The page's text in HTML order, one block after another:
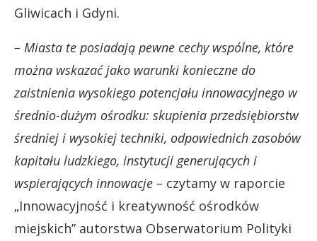
Gliwicach i Gdyni.
– Miasta te posiadają pewne cechy wspólne, które
można wskazać jako warunki konieczne do
zaistnienia wysokiego potencjału innowacyjnego w
średnio-dużym ośrodku: skupienia przedsiębiorstw
średniej i wysokiej techniki, odpowiednich zasobów
kapitału ludzkiego, instytucji generujących i
wspierających innowacje – czytamy w raporcie
„Innowacyjność i kreatywność ośrodków
miejskich” autorstwa Obserwatorium Polityki